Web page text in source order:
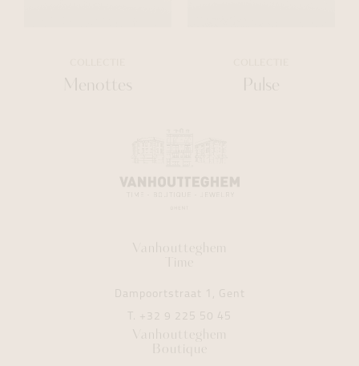
Menottes Pulse
Vanhoutteghem
Time
Dampoortstraat 1, Gent
T. +32 9 225 50 45
Vanhoutteghem
Boutique